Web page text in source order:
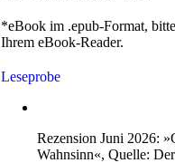
*eBook im .epub-Format,
Ihrem eBook-Reader.
Leseprobe
Rezension Juni 2026:
Wahnsinn«, Quelle: